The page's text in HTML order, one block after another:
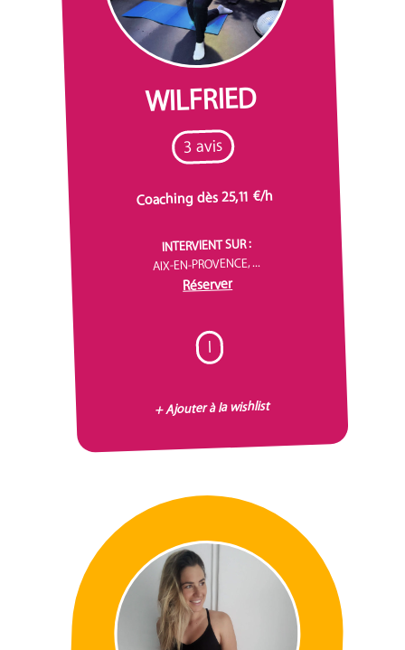
WILFRIED
3 avis
Coaching dès 25,11 €/h
INTERVIENT SUR :
AIX-EN-PROVENCE, ...
Réserver
I
+ Ajouter à la wishlist